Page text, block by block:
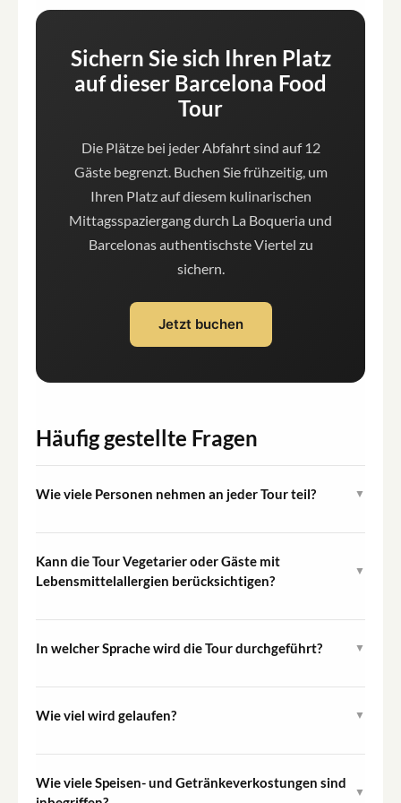
Sichern Sie sich Ihren Platz
auf dieser Barcelona Food
Tour
Die Plätze bei jeder Abfahrt sind auf 12
Gäste begrenzt. Buchen Sie frühzeitig, um
Ihren Platz auf diesem kulinarischen
Mittagsspaziergang durch La Boqueria und
Barcelonas authentischste Viertel zu
sichern.
Jetzt buchen
Häufig gestellte Fragen
Wie viele Personen nehmen an jeder Tour teil? ▼
bleibt.
Kann die Tour Vegetarier oder Gäste mit
Lebensmittelallergien berücksichtigen?
▼
werden. Informieren Sie einfach Ihren Guide zu Beginn
der Tour.
In welcher Sprache wird die Tour durchgeführt? ▼
Wie viel wird gelaufen? ▼
und die Straßen des Gotischen Viertels und El Born über
Wie viele Speisen- und Getränkeverkostungen sind
▼